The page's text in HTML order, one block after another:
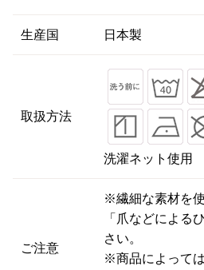
生産国 日本製
取扱方法
洗濯ネット使用
ご注意
※繊細な素材を
「爪などによる
さい。
※商品によって